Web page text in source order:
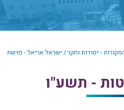
- יסודות וחקר / ישראל אריאל - פרשת
- תשע"ו